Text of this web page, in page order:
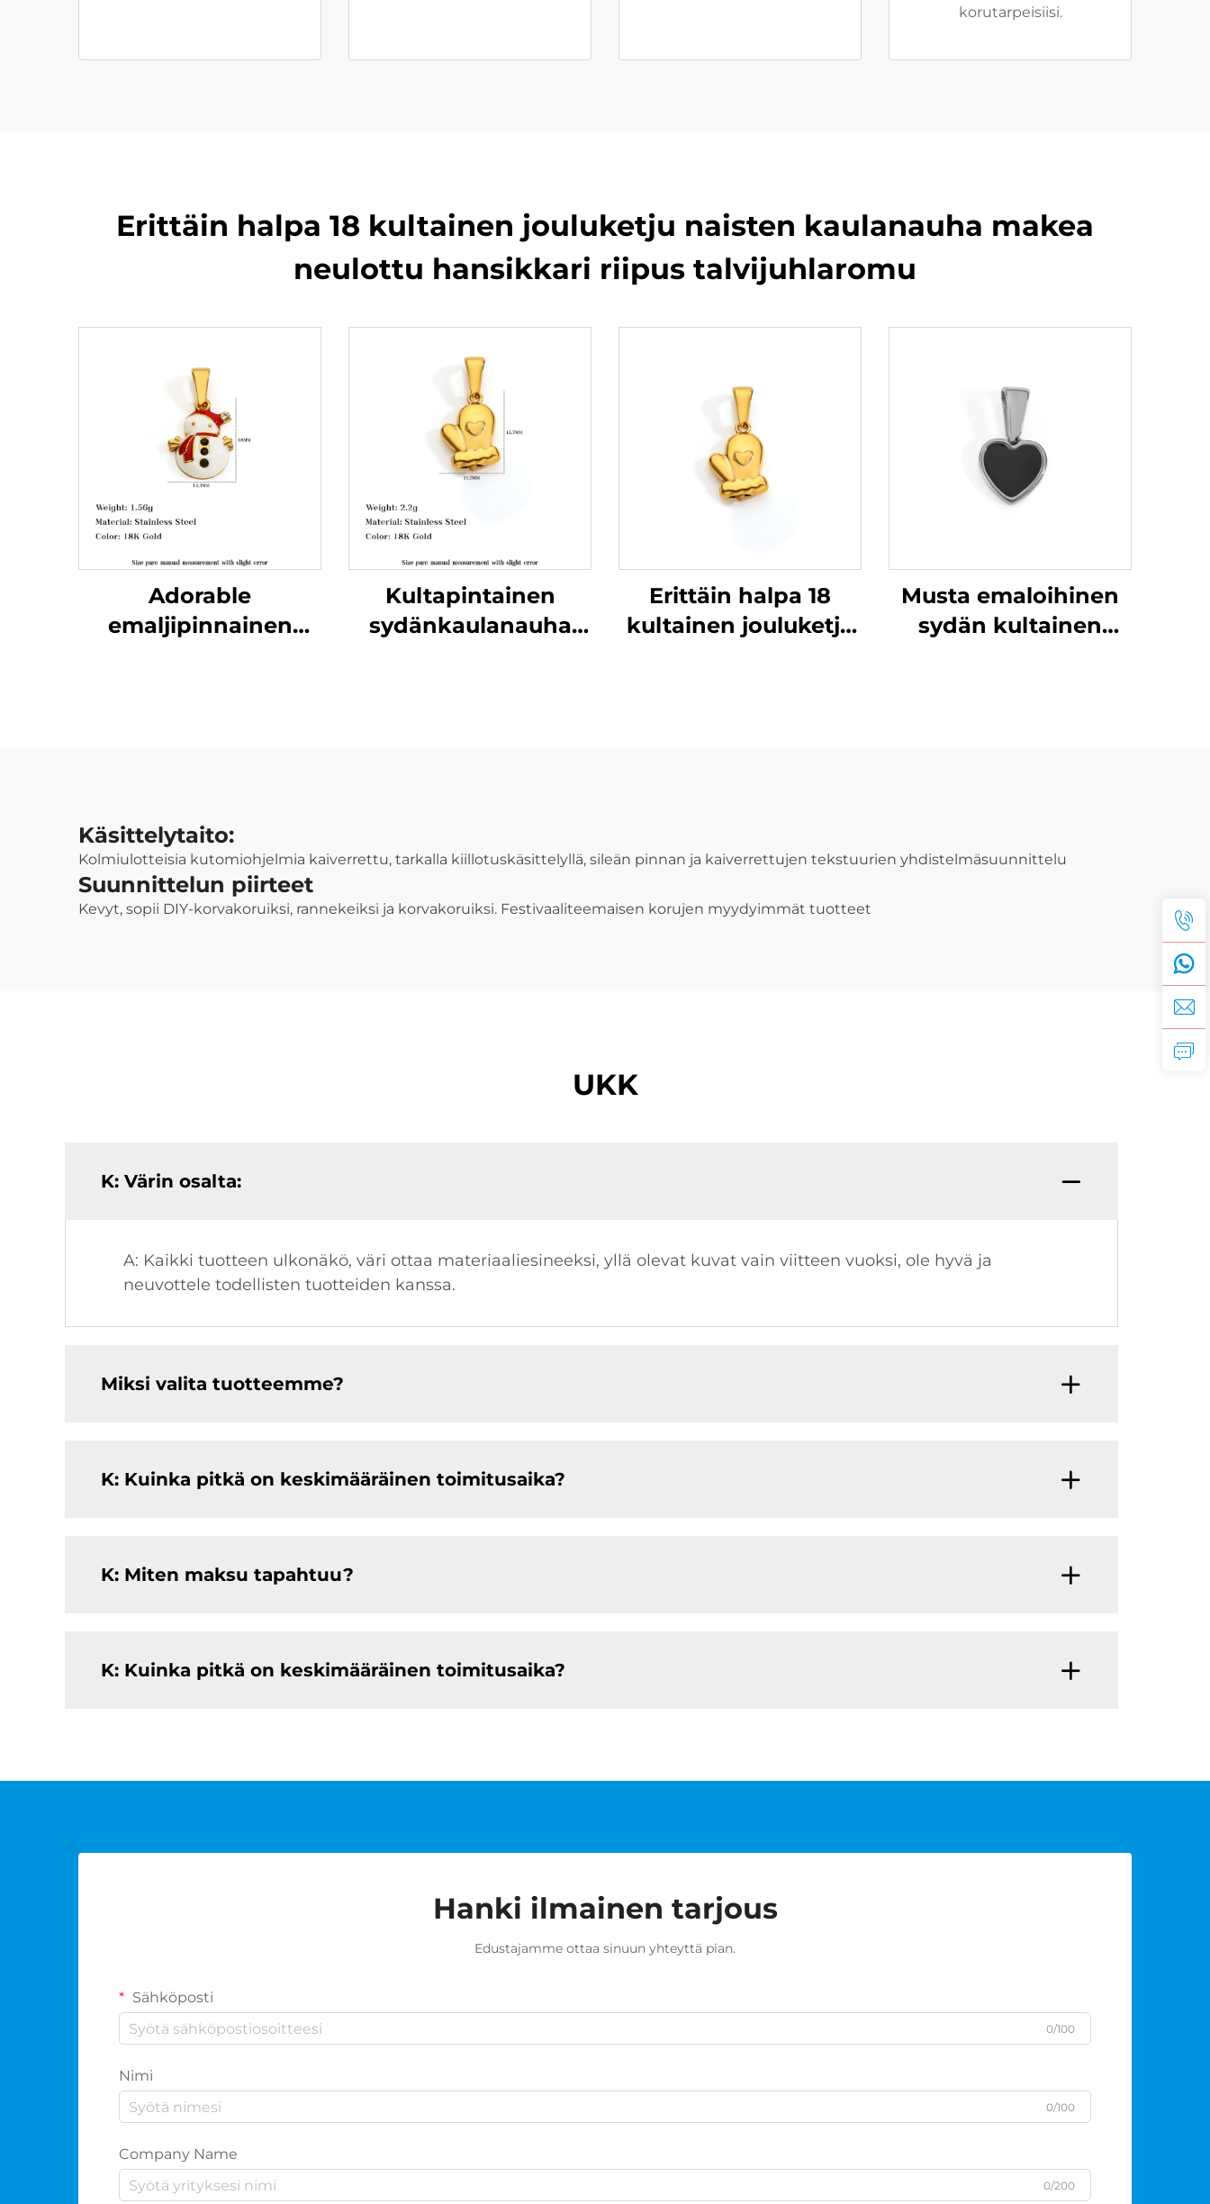
korutarpeisiisi.
Erittäin halpa 18 kultainen jouluketju naisten kaulanauha makea
neulottu hansikkari riipus talvijuhlaromu
Adorable
emaljipinnainen
erittäin halpa
Kultapintainen
sydänkaulanauha
Erittäin halpa 18
kultainen jouluketju
Musta emaloihinen
sydän kultainen
Käsittelytaito:
Kolmiulotteisia kutomiohjelmia kaiverrettu, tarkalla kiillotuskäsittelyllä, sileän pinnan ja kaiverrettujen tekstuurien yhdistelmäsuunnittelu
Suunnittelun piirteet
Kevyt, sopii DIY-korvakoruiksi, rannekeiksi ja korvakoruiksi. Festivaaliteemaisen korujen myydyimmät tuotteet
UKK
K: Värin osalta:
A: Kaikki tuotteen ulkonäkö, väri ottaa materiaaliesineeksi, yllä olevat kuvat vain viitteen vuoksi, ole hyvä ja
neuvottele todellisten tuotteiden kanssa.
Miksi valita tuotteemme?
K: Kuinka pitkä on keskimääräinen toimitusaika?
K: Miten maksu tapahtuu?
K: Kuinka pitkä on keskimääräinen toimitusaika?
Hanki ilmainen tarjous
Edustajamme ottaa sinuun yhteyttä pian.
Sähköposti
0/100
Nimi
0/100
Company Name
0/200